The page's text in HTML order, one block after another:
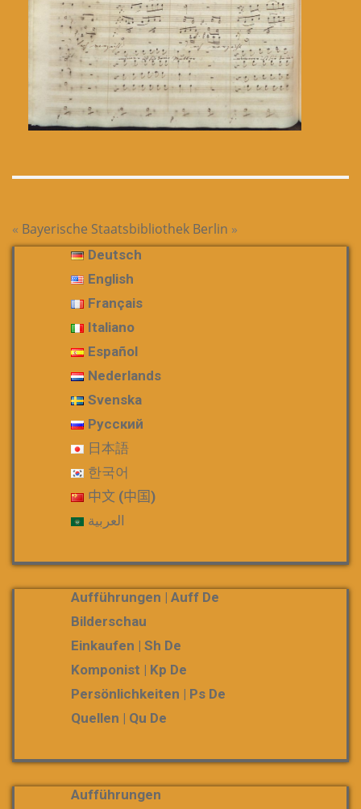
« Bayerische Staatsbibliothek Berlin »
Deutsch
English
Français
Italiano
Español
Nederlands
Svenska
Русский
日本語
한국어
中文 (中国)
العربية
Aufführungen | Auff De
Bilderschau
Einkaufen | Sh De
Komponist | Kp De
Persönlichkeiten | Ps De
Quellen | Qu De
Aufführungen